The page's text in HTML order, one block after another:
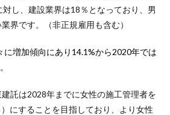
し、建設業界は18％となっており、男
界です。（非正規雇用も含む）
に増加傾向にあり14.1%から2020年では
託は2028年までに女性の施工管理者を
にすることを目指しており、より女性